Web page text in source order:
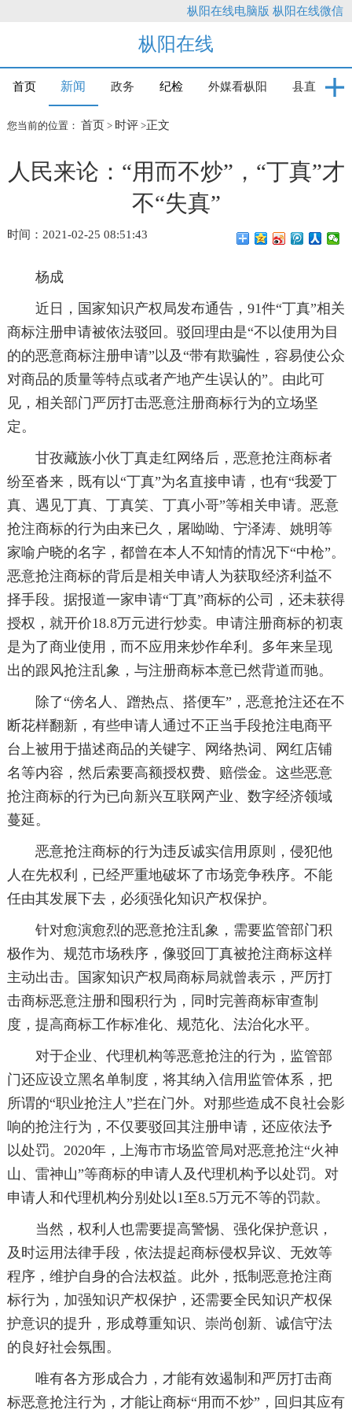
枞阳在线电脑版 枞阳在线微信
枞阳在线
首页 新闻 政务 纪检 外媒看枞阳 县直
您当前的位置： 首页 > 时评>正文
人民来论：“用而不炒”，“丁真”才
不“失真”
时间：2021-02-25 08:51:43
杨成
近日，国家知识产权局发布通告，91件“丁真”相关
商标注册申请被依法驳回。驳回理由是“不以使用为目
的的恶意商标注册申请”以及“带有欺骗性，容易使公众
对商品的质量等特点或者产地产生误认的”。由此可
见，相关部门严厉打击恶意注册商标行为的立场坚
定。
甘孜藏族小伙丁真走红网络后，恶意抢注商标者
纷至沓来，既有以“丁真”为名直接申请，也有“我爱丁
真、遇见丁真、丁真笑、丁真小哥”等相关申请。恶意
抢注商标的行为由来已久，屠呦呦、宁泽涛、姚明等
家喻户晓的名字，都曾在本人不知情的情况下“中枪”。
恶意抢注商标的背后是相关申请人为获取经济利益不
择手段。据报道一家申请“丁真”商标的公司，还未获得
授权，就开价18.8万元进行炒卖。申请注册商标的初衷
是为了商业使用，而不应用来炒作牟利。多年来呈现
出的跟风抢注乱象，与注册商标本意已然背道而驰。
除了“傍名人、蹭热点、搭便车”，恶意抢注还在不
断花样翻新，有些申请人通过不正当手段抢注电商平
台上被用于描述商品的关键字、网络热词、网红店铺
名等内容，然后索要高额授权费、赔偿金。这些恶意
抢注商标的行为已向新兴互联网产业、数字经济领域
蔓延。
恶意抢注商标的行为违反诚实信用原则，侵犯他
人在先权利，已经严重地破坏了市场竞争秩序。不能
任由其发展下去，必须强化知识产权保护。
针对愈演愈烈的恶意抢注乱象，需要监管部门积
极作为、规范市场秩序，像驳回丁真被抢注商标这样
主动出击。国家知识产权局商标局就曾表示，严厉打
击商标恶意注册和囤积行为，同时完善商标审查制
度，提高商标工作标准化、规范化、法治化水平。
对于企业、代理机构等恶意抢注的行为，监管部
门还应设立黑名单制度，将其纳入信用监管体系，把
所谓的“职业抢注人”拦在门外。对那些造成不良社会影
响的抢注行为，不仅要驳回其注册申请，还应依法予
以处罚。2020年，上海市市场监管局对恶意抢注“火神
山、雷神山”等商标的申请人及代理机构予以处罚。对
申请人和代理机构分别处以1至8.5万元不等的罚款。
当然，权利人也需要提高警惕、强化保护意识，
及时运用法律手段，依法提起商标侵权异议、无效等
程序，维护自身的合法权益。此外，抵制恶意抢注商
标行为，加强知识产权保护，还需要全民知识产权保
护意识的提升，形成尊重知识、崇尚创新、诚信守法
的良好社会氛围。
唯有各方形成合力，才能有效遏制和严厉打击商
标恶意抢注行为，才能让商标“用而不炒”，回归其应有